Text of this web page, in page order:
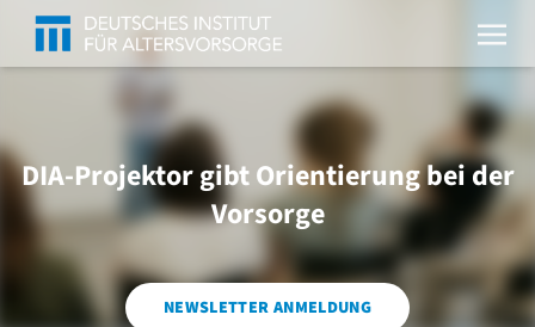
DIA-Projektor gibt Orientierung bei der
Vorsorge
NEWSLETTER ANMELDUNG